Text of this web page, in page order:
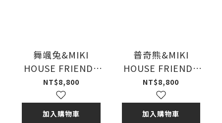
舞颯兔&MIKI
HOUSE FRIENDS
徽章九分褲-棕色
NT$8,800
加入購物車
普奇熊&MIKI
HOUSE FRIENDS
徽章長褲-多色
NT$8,800
加入購物車